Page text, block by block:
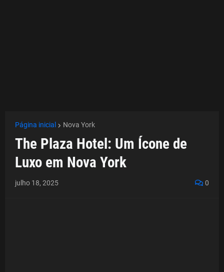
Página inicial Nova York
The Plaza Hotel: Um Ícone de
Luxo em Nova York
julho 18, 2025 0